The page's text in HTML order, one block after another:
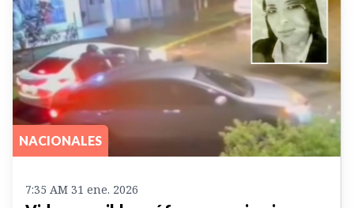
NACIONALES
7:35 AM 31 ene. 2026